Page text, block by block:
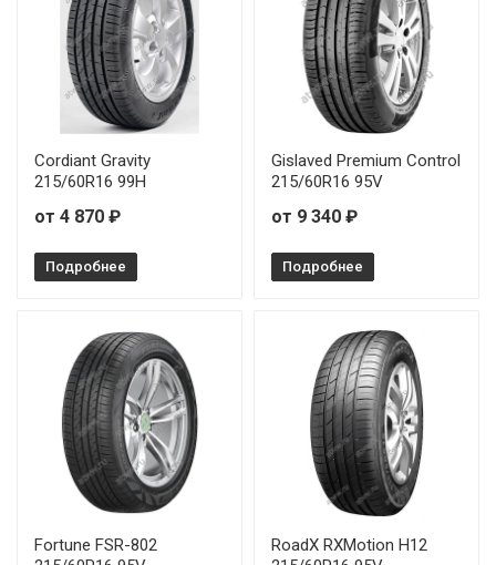
Cordiant Gravity
215/60R16 99H
от 4 870 ₽
Подробнее
Gislaved Premium Control
215/60R16 95V
от 9 340 ₽
Подробнее
Fortune FSR-802
RoadX RXMotion H12